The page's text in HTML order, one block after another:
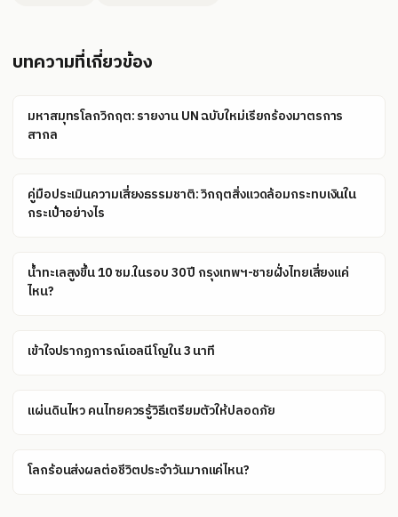
บทความที่เกี่ยวข้อง
มหาสมุทรโลกวิกฤต: รายงาน UN ฉบับใหม่เรียกร้องมาตรการ
สากล
คู่มือประเมินความเสี่ยงธรรมชาติ: วิกฤตสิ่งแวดล้อมกระทบเงินใน
กระเป๋าอย่างไร
น้ำทะเลสูงขึ้น 10 ซม.ในรอบ 30 ปี กรุงเทพฯ-ชายฝั่งไทยเสี่ยงแค่
ไหน?
เข้าใจปรากฏการณ์เอลนีโญใน 3 นาที
แผ่นดินไหว คนไทยควรรู้วิธีเตรียมตัวให้ปลอดภัย
โลกร้อนส่งผลต่อชีวิตประจำวันมากแค่ไหน?